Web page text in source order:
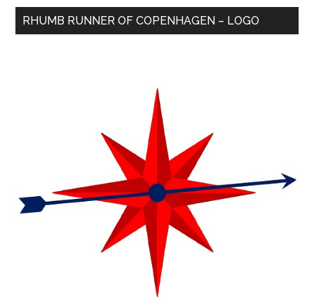
RHUMB RUNNER OF COPENHAGEN – LOGO